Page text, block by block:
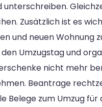
Zusätzlich ist es
und neuen Wohnung
Umzugstag und
nicht mehr
Beantrage
Belege zum Umzug